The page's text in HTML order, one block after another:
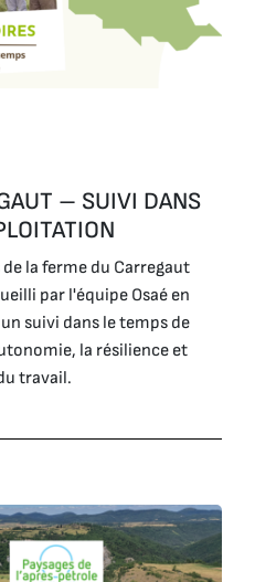
– SUIVI DANS
la ferme du Carregaut
par l'équipe Osaé en
suivi dans le temps de
la résilience et
travail.